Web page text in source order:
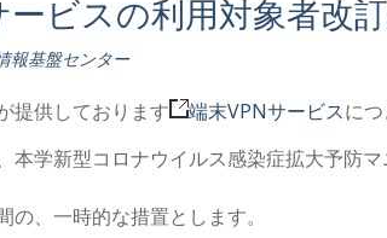
ービスの利用対象者改
報基盤センター
提供しております 端末VPNサービスに
本学新型コロナウイルス感染症拡大予防
の、一時的な措置とします。